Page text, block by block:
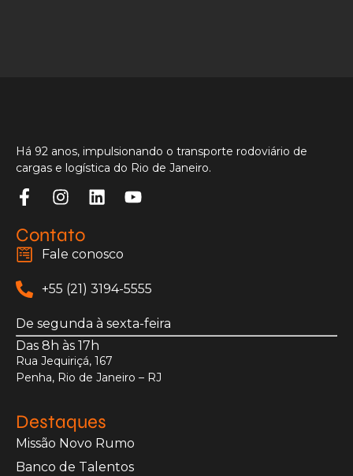
Há 92 anos, impulsionando o transporte rodoviário de
cargas e logística do Rio de Janeiro.
Contato
Fale conosco
+55 (21) 3194-5555
De segunda à sexta-feira
Das 8h às 17h
Rua Jequiriçá, 167
Penha, Rio de Janeiro – RJ
Destaques
Missão Novo Rumo
Banco de Talentos